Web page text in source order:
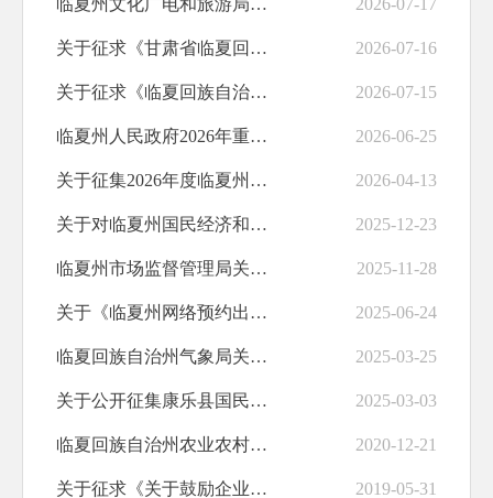
养老服务
食品安全
产品质量
财政资金直达基层
治安管理
便民惠民
规划纲要
职业培训
助企纾困
水利安全生产
交通运输
临夏州文化广电和旅游局关于征求《临夏回族自治州旅游条例（修订草案）（征求... 2026-07-17
关于征求《甘肃省临夏回族自治州古生化石保护条例（修订草案）》(征求意见稿... 2026-07-16
关于征求《临夏回族自治州古树名木保护条例（修订草案）（征求意见稿）》意见... 2026-07-15
临夏州人民政府2026年重大行政决策事项目录 2026-06-25
关于征集2026年度临夏州人民政府重大行政决策事项建议的公告 2026-04-13
关于对临夏州国民经济和社会发展第十五个五年规划纲要（征求意见稿）征求意见... 2025-12-23
临夏州市场监督管理局关于征求《临夏州校外托管机构（小饭桌）管理办法（试行... 2025-11-28
关于《临夏州网络预约出租汽车经营服务管理实施细则（征求意见稿）》公开征求... 2025-06-24
临夏回族自治州气象局关于 《临夏州气象灾害防御办法 （征求意见稿）》公开... 2025-03-25
关于公开征集康乐县国民经济和社会发展“十五五”规划意见建议的公告 2025-03-03
临夏回族自治州农业农村局农业机械化服务中心关于《临夏州农业机械购置补贴实... 2020-12-21
关于征求《关于鼓励企业等各类经济组织参与建档立卡贫困劳动力就业的奖补实施... 2019-05-31